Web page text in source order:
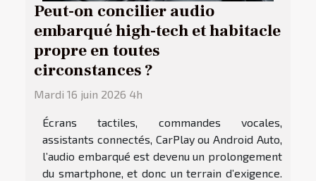
Peut-on concilier audio
embarqué high-tech et habitacle
propre en toutes
circonstances ?
Mardi 16 juin 2026 4h
Écrans tactiles, commandes vocales,
assistants connectés, CarPlay ou Android Auto,
l’audio embarqué est devenu un prolongement
du smartphone, et donc un terrain d’exigence.